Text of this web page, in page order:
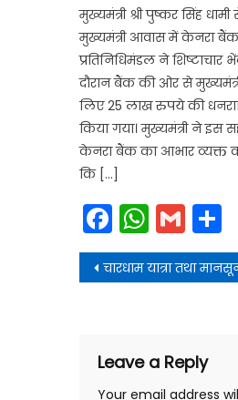
मुख्यमंत्री श्री पुष्कर सिंह
मुख्यमंत्री आवास में केनरा
प्रतिनिधिमंडल ने शिष्टाचार
दौरान बैंक की ओर से
लिए 25 लाख रुपये की
किया गया। मुख्यमंत्री ने इस
केनरा बैंक का आभार व्यक्त
कि […]
Facebook
Post
navigation
चारधाम यात्रा तथा मानसून की तैयारियों की समीक्षा की और कुछ आवश्यक दिशा-निर्देश
Leave a Reply
Your email address